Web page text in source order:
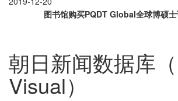
图书馆购买PQDT Global全球博硕
朝日新闻数据库
Visual）